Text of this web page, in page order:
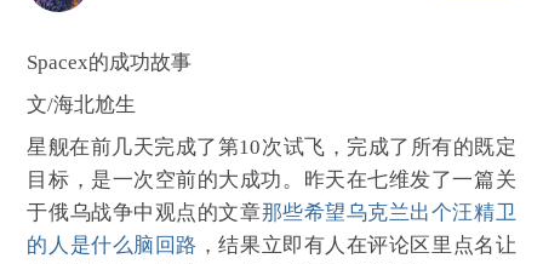
Spacex的成功故事
文/海北尬生
星舰在前几天完成了第10次试飞，完成了所有的既定
目标，是一次空前的大成功。昨天在七维发了一篇关
于俄乌战争中观点的文章那些希望乌克兰出个汪精卫
的人是什么脑回路 ，结果立即有人在评论区里点名让